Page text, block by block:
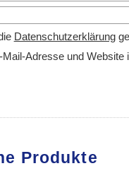
Datenschutzerklärung
Mail-Adresse und
Produkte